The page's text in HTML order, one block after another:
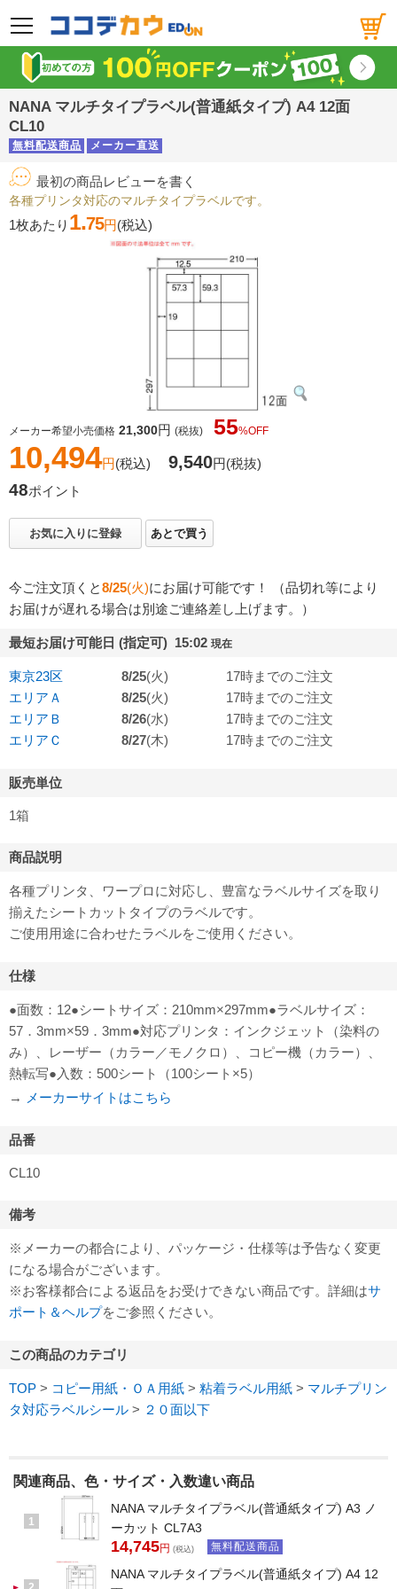
メニュー
NANA マルチタイプラベル(普通紙タイプ) A4 12面
CL10
無料配送商品 メーカー直送
最初の商品レビューを書く
各種プリンタ対応のマルチタイプラベルです。
1枚あたり 1.75円(税込)
メーカー希望小売価格 21,300円 (税抜) 55%OFF
10,494円(税込) 9,540円(税抜)
48ポイント
お気に入りに登録 あとで買う
今ご注文頂くと8/25(火)にお届け可能です！ （品切れ等により
お届けが遅れる場合は別途ご連絡差し上げます。）
最短お届け可能日 (指定可) 15:02 現在
東京23区 8/25(火)
17時までのご注文
エリアＡ
8/25(火)
17時までのご注文
エリアＢ
8/26(水)
17時までのご注文
エリアＣ
8/27(木) 17時までのご注文
販売単位
1箱
商品説明
各種プリンタ、ワープロに対応し、豊富なラベルサイズを取り
揃えたシートカットタイプのラベルです。
ご使用用途に合わせたラベルをご使用ください。
仕様
●面数：12●シートサイズ：210mm×297mm●ラベルサイズ：
57．3mm×59．3mm●対応プリンタ：インクジェット（染料の
み）、レーザー（カラー／モノクロ）、コピー機（カラー）、
熱転写●入数：500シート（100シート×5）
→
メーカーサイトはこちら
品番
CL10
備考
※メーカーの都合により、パッケージ・仕様等は予告なく変更
になる場合がございます。
※お客様都合による返品をお受けできない商品です。詳細はサ
ポート＆ヘルプをご参照ください。
この商品のカテゴリ
TOP > コピー用紙・ＯＡ用紙 > 粘着ラベル用紙 > マルチプリン
タ対応ラベルシール > ２０面以下
関連商品、色・サイズ・入数違い商品
1
NANA マルチタイプラベル(普通紙タイプ) A3 ノ
ーカット CL7A3
14,745円 (税込) 無料配送商品
NANA マルチタイプラベル(普通紙タイプ) A4 12